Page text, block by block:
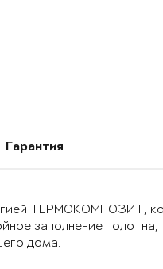
Гарантия
ТЕРМОКОМПОЗИТ,
заполнение полотна,
дома.